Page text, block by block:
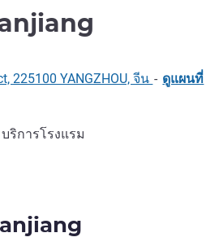
225100 YANGZHOU, จีน - ดูแผนที่
บริการโรงแรม